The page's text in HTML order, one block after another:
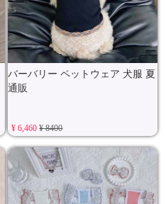
バーバリー ペットウェア 犬服 夏
通販
¥ 6,460¥ 8400